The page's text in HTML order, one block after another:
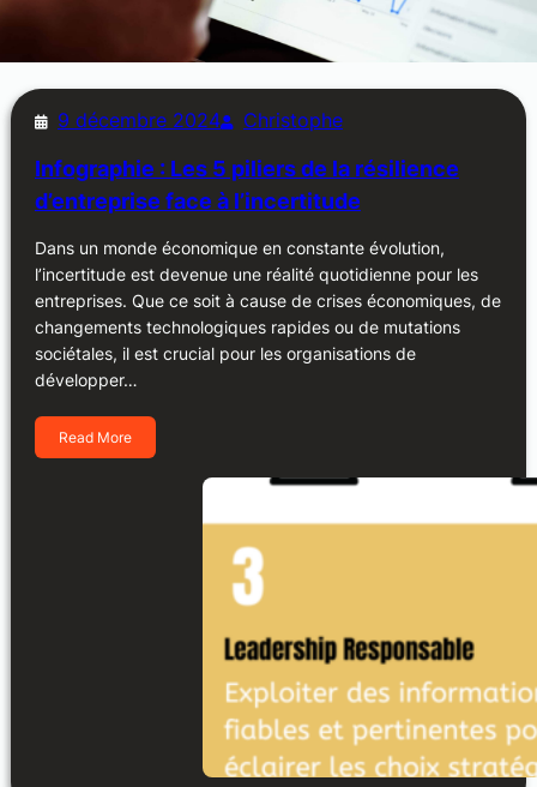
9 décembre 2024 Christophe
Infographie : Les 5 piliers de la résilience
d’entreprise face à l’incertitude
Dans un monde économique en constante évolution,
l’incertitude est devenue une réalité quotidienne pour les
entreprises. Que ce soit à cause de crises économiques, de
changements technologiques rapides ou de mutations
sociétales, il est crucial pour les organisations de
développer…
Read More